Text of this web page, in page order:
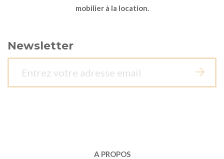
mobilier à la location.
Newsletter
A PROPOS